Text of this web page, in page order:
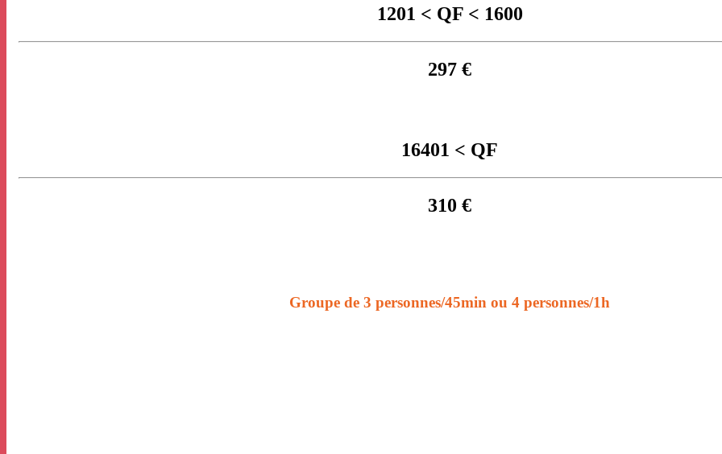
1201 < QF < 1600
297 €
16401 < QF
310 €
Groupe de 3 personnes/45min ou 4 personnes/1h